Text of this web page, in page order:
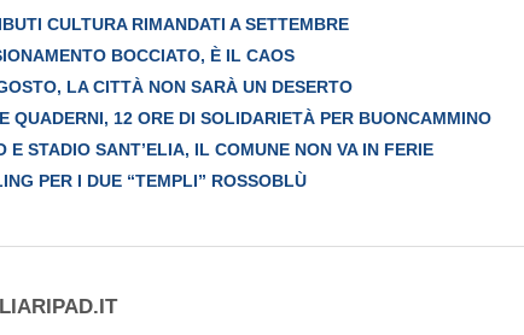
CULTURA RIMANDATI A SETTEMBRE
BOCCIATO, È IL CAOS
LA CITTÀ NON SARÀ UN DESERTO
QUADERNI, 12 ORE DI SOLIDARIETÀ PER BUONCAMMINO
E STADIO SANT’ELIA, IL COMUNE NON VA IN FERIE
PER I DUE “TEMPLI” ROSSOBLÙ